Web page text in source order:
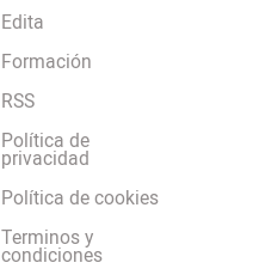
Edita
Formación
RSS
Política de
privacidad
Política de cookies
Terminos y
condiciones